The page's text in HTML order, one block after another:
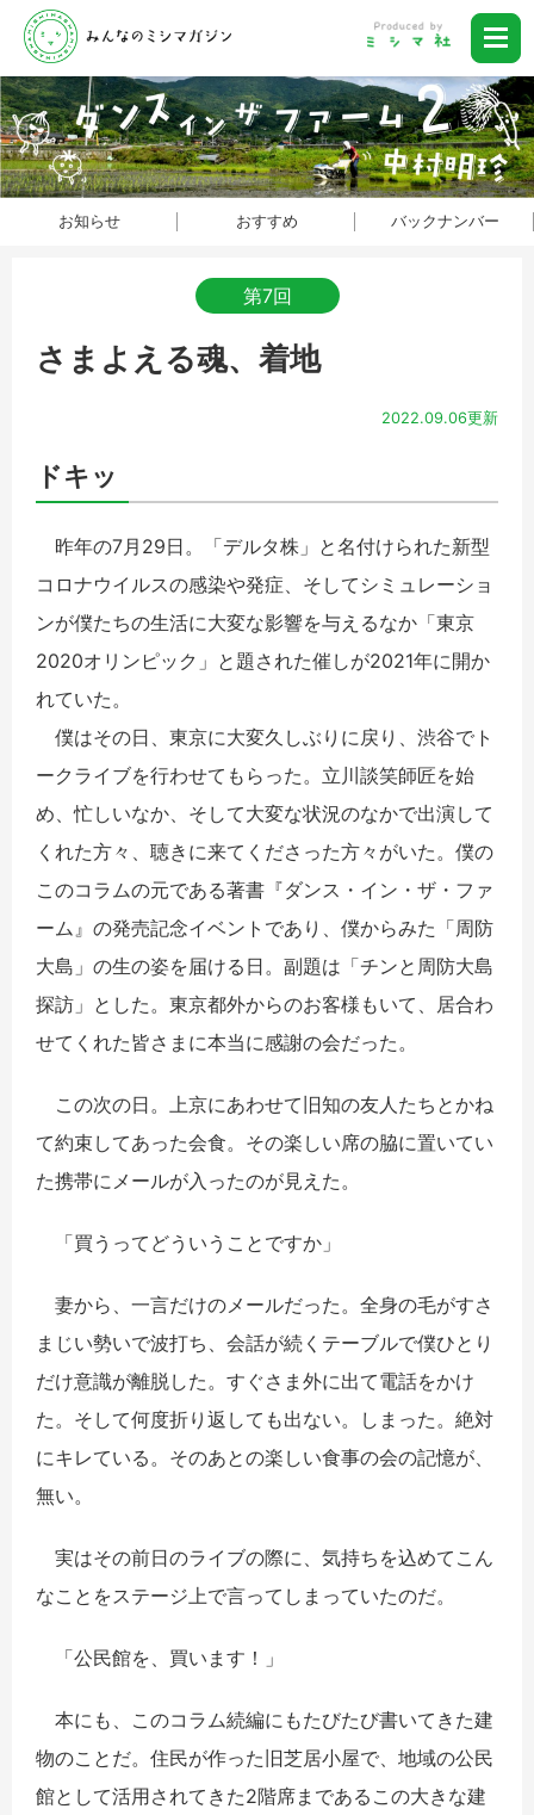
お知らせ おすすめ バックナンバー
第7回
さまよえる魂、着地
2022.09.06更新
ドキッ
昨年の7月29日。「デルタ株」と名付けられた新型
コロナウイルスの感染や発症、そしてシミュレーショ
ンが僕たちの生活に大変な影響を与えるなか「東京
2020オリンピック」と題された催しが2021年に開か
れていた。
僕はその日、東京に大変久しぶりに戻り、渋谷でト
ークライブを行わせてもらった。立川談笑師匠を始
め、忙しいなか、そして大変な状況のなかで出演して
くれた方々、聴きに来てくださった方々がいた。僕の
このコラムの元である著書『ダンス・イン・ザ・ファ
ーム』の発売記念イベントであり、僕からみた「周防
大島」の生の姿を届ける日。副題は「チンと周防大島
探訪」とした。東京都外からのお客様もいて、居合わ
せてくれた皆さまに本当に感謝の会だった。
この次の日。上京にあわせて旧知の友人たちとかね
て約束してあった会食。その楽しい席の脇に置いてい
た携帯にメールが入ったのが見えた。
「買うってどういうことですか」
妻から、一言だけのメールだった。全身の毛がすさ
まじい勢いで波打ち、会話が続くテーブルで僕ひとり
だけ意識が離脱した。すぐさま外に出て電話をかけ
た。そして何度折り返しても出ない。しまった。絶対
にキレている。そのあとの楽しい食事の会の記憶が、
無い。
実はその前日のライブの際に、気持ちを込めてこん
なことをステージ上で言ってしまっていたのだ。
「公民館を、買います！」
本にも、このコラム続編にもたびたび書いてきた建
物のことだ。住民が作った旧芝居小屋で、地域の公民
館として活用されてきた2階席まであるこの大きな建